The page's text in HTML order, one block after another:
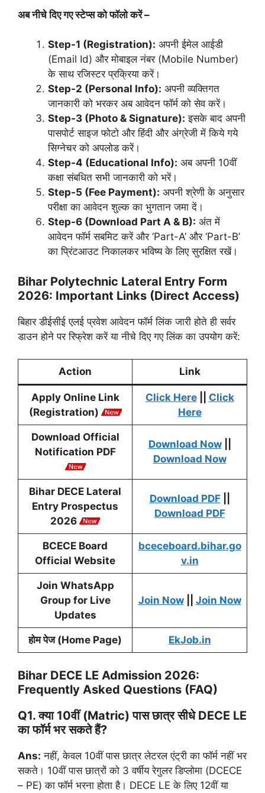
अब नीचे दिए गए स्टेप्स को फॉलो करें –
Step-1 (Registration): अपनी ईमेल आईडी
(Email Id) और मोबाइल नंबर (Mobile Number)
के साथ रजिस्टर प्रक्रिया करें।
Step-2 (Personal Info): अपनी व्यक्तिगत
जानकारी को भरकर अब आवेदन फॉर्म को सेव करें।
Step-3 (Photo & Signature): इसके बाद अपनी
पासपोर्ट साइज फोटो और हिंदी और अंग्रेजी में किये गये
सिग्नेचर को अपलोड करें।
Step-4 (Educational Info): अब अपनी 10वीं
कक्षा संबधित सभी जानकारी को भरें।
Step-5 (Fee Payment): अपनी श्रेणी के अनुसार
परीक्षा का आवेदन शुल्क का भुगतान जमा दें।
Step-6 (Download Part A & B): अंत में
आवेदन फॉर्म सबमिट करें और ‘Part-A’ और ‘Part-B’
का प्रिंटआउट निकालकर भविष्य के लिए सुरक्षित रखें।
Bihar Polytechnic Lateral Entry Form
2026: Important Links (Direct Access)
बिहार डीईसीई एलई प्रवेश आवेदन फॉर्म लिंक जारी होते ही सर्वर
डाउन होने पर रिफ्रेश करें या नीचे दिए गए लिंक का उपयोग करें:
Action Link
Apply Online Link
(Registration)
Click Here|| Click
Here
Download Official
Notification PDF
Download Now||
Download Now
Bihar DECE Lateral
Entry Prospectus
2026
Download PDF||
Download PDF
BCECE Board
Official Website
bceceboard.bihar.go
v.in
Join WhatsApp
Group for Live
Updates
Join Now|| Join Now
होम पेज (Home Page) EkJob.in
Bihar DECE LE Admission 2026:
Frequently Asked Questions (FAQ)
Q1. क्या 10वीं (Matric) पास छात्र सीधे DECE LE
का फॉर्म भर सकते हैं?
Ans: नहीं, केवल 10वीं पास छात्र लेटरल एंट्री का फॉर्म नहीं भर
सकते। 10वीं पास छात्रों को 3 वर्षीय रेगुलर डिप्लोमा (DCECE
– PE) का फॉर्म भरना होता है। DECE LE के लिए 12वीं या